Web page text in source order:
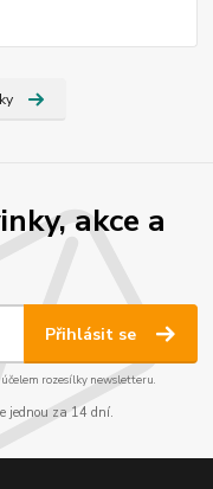
akce a
Přihlásit se
rozesílky newsletteru.
jednou za 14 dní.